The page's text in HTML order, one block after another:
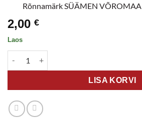
Rõnnamärk SÜÄMEN VÕROMAA
2,00 €
Laos
LISA KORVI